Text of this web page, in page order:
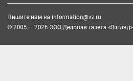
Пишите нам на information@vz.ru
© 2005 — 2026 ООО Деловая газета «Взгляд»